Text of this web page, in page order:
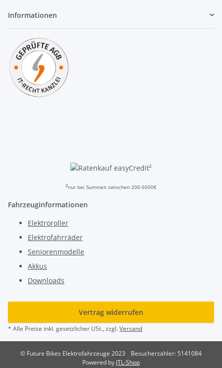
Informationen
²
²nur bei Summen zwischen 200-5000€
Fahrzeuginformationen
Elektroroller
Elektrofahrräder
Seniorenmodelle
Akkus
Downloads
Vertrag widerrufen
* Alle Preise inkl. gesetzlicher USt., zzgl.Versand
© Future Bikes Elektrofahrzeuge 2023
Besucherzähler: 5141084
Powered by JTL-Shop